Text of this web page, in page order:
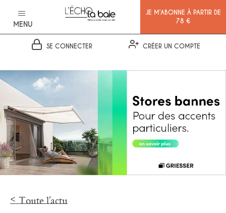
MENU
JE M’ABONNE À PARTIR DE
78 €
SE CONNECTER CRÉER UN COMPTE
Toute l’actu